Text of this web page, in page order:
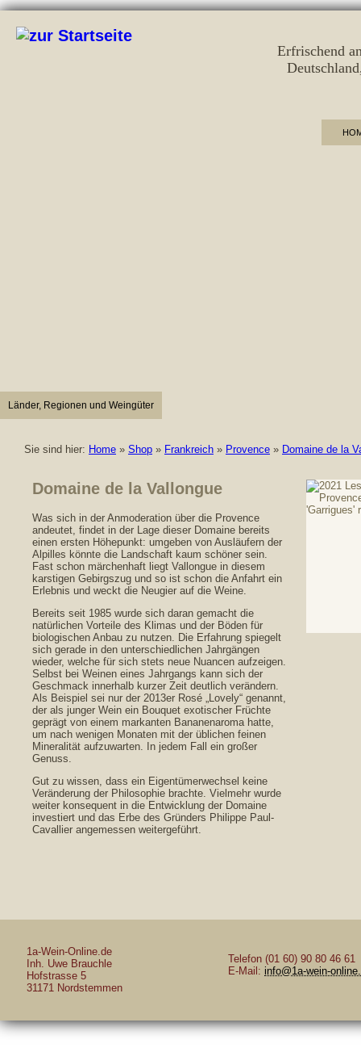
Erfrischend
Deutschland
Länder, Regionen und Weingüter
Sie sind hier: Home » Shop » Frankreich » Provence » Domaine de la
Domaine de la Vallongue
Was sich in der Anmoderation über die Provence
andeutet, findet in der Lage dieser Domaine bereits
einen ersten Höhepunkt: umgeben von Ausläufern der
Alpilles könnte die Landschaft kaum schöner sein.
Fast schon märchenhaft liegt Vallongue in diesem
karstigen Gebirgszug und so ist schon die Anfahrt ein
Erlebnis und weckt die Neugier auf die Weine.
Bereits seit 1985 wurde sich daran gemacht die
natürlichen Vorteile des Klimas und der Böden für
biologischen Anbau zu nutzen. Die Erfahrung spiegelt
sich gerade in den unterschiedlichen Jahrgängen
wieder, welche für sich stets neue Nuancen aufzeigen.
Selbst bei Weinen eines Jahrgangs kann sich der
Geschmack innerhalb kurzer Zeit deutlich verändern.
Als Beispiel sei nur der 2013er Rosé „Lovely“ genannt,
der als junger Wein ein Bouquet exotischer Früchte
geprägt von einem markanten Bananenaroma hatte,
um nach wenigen Monaten mit der üblichen feinen
Mineralität aufzuwarten. In jedem Fall ein großer
Genuss.
Gut zu wissen, dass ein Eigentümerwechsel keine
Veränderung der Philosophie brachte. Vielmehr wurde
weiter konsequent in die Entwicklung der Domaine
investiert und das Erbe des Gründers Philippe Paul-
Cavallier angemessen weitergeführt.
1a-Wein-Online.de
Inh. Uwe Brauchle
Hofstrasse 5
31171 Nordstemmen
Telefon (01 60) 90 80 46 61
E-Mail: info@1a-wein-